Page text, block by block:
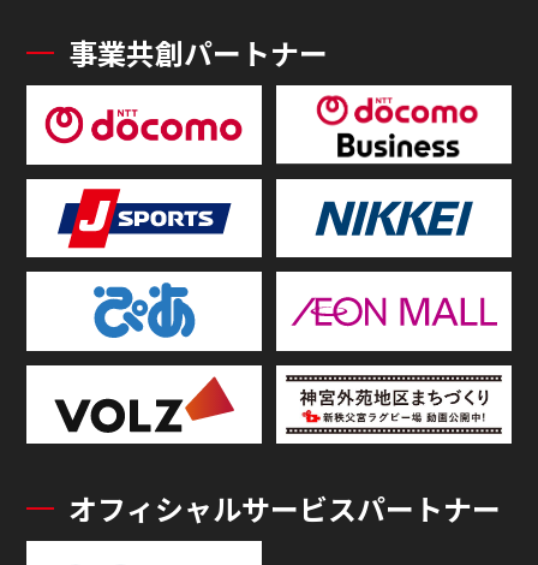
事業共創パートナー
オフィシャルサービスパートナー